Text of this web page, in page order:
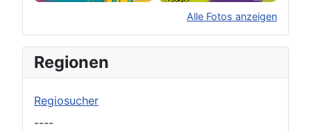
Alle Fotos anzeigen
Original herunterladen
Regionen
Regiosucher
----